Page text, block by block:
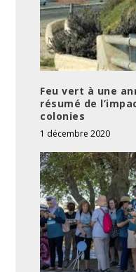
Feu vert à une
résumé de
colonies
1 décembre 2020